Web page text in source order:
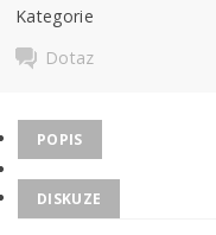
Kategorie
Dotaz
POPIS
DISKUZE